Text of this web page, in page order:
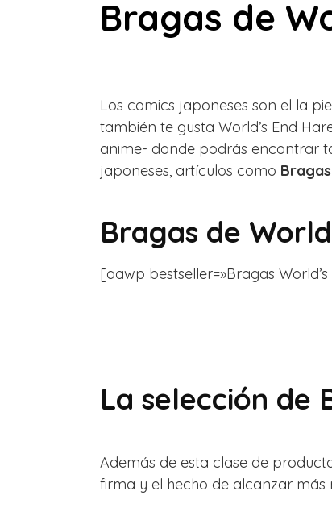
Bragas de
Los comics japoneses son el la
también te gusta World’s End
anime- donde podrás encontrar
japoneses, artículos como
Bragas de
[aawp bestseller=»Bragas World’s
La selección de
Además de esta clase de
firma y el hecho de alcanzar más